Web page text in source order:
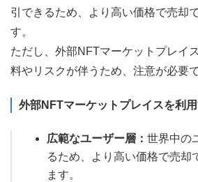
引できるため、より高い価格で売却
す。
ただし、外部NFTマーケットプレイ
料やリスクが伴うため、注意が必要で
外部NFTマーケットプレイスを利用
広範なユーザー層： 世界中の
るため、より高い価格で売却
ます。